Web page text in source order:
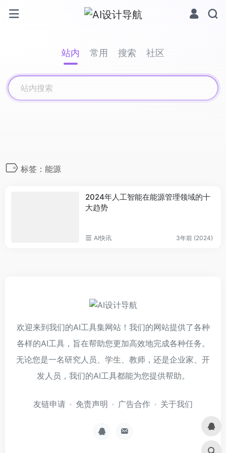
站内 常用 搜索 社区
标签：能源
2024年人工智能在能源管理领域的十
大趋势
AI快讯 3年前 (2024)
欢迎来到我们的AI工具集网站！我们的网站提供了各种
各样的AI工具，旨在帮助您更加高效地完成各种任务。
无论您是一名研究人员、学生、教师，还是企业家、开
发人员，我们的AI工具都能为您提供帮助。
友链申请 免责声明 广告合作 关于我们